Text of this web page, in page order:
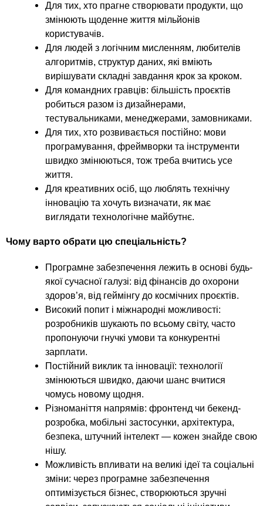
Для тих, хто прагне створювати продукти, що
змінюють щоденне життя мільйонів
користувачів.
Для людей з логічним мисленням, любителів
алгоритмів, структур даних, які вміють
вирішувати складні завдання крок за кроком.
Для командних гравців: більшість проєктів
робиться разом із дизайнерами,
тестувальниками, менеджерами, замовниками.
Для тих, хто розвивається постійно: мови
програмування, фреймворки та інструменти
швидко змінюються, тож треба вчитись усе
життя.
Для креативних осіб, що люблять технічну
інновацію та хочуть визначати, як має
виглядати технологічне майбутнє.
Чому варто обрати цю спеціальність?
Програмне забезпечення лежить в основі будь-
якої сучасної галузі: від фінансів до охорони
здоров’я, від геймінгу до космічних проєктів.
Високий попит і міжнародні можливості:
розробників шукають по всьому світу, часто
пропонуючи гнучкі умови та конкурентні
зарплати.
Постійний виклик та інновації: технології
змінюються швидко, даючи шанс вчитися
чомусь новому щодня.
Різноманіття напрямів: фронтенд чи бекенд-
розробка, мобільні застосунки, архітектура,
безпека, штучний інтелект — кожен знайде свою
нішу.
Можливість впливати на великі ідеї та соціальні
зміни: через програмне забезпечення
оптимізується бізнес, створюються зручні